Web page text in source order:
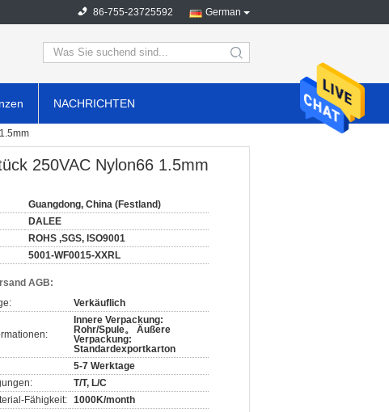
German
86-755-23725592
search
NACHRICHTEN
250VAC Nylon66 1.5mm
Guangdong, China (Festland)
DALEE
ROHS ,SGS, ISO9001
5001-WF0015-XXRL
AGB:
Verkäuflich
Innere Verpackung:
Rohr/Spule。 Äußere
Verpackung:
Standardexportkarton
5-7 Werktage
T/T, L/C
Fähigkeit: 1000K/month